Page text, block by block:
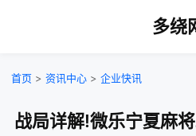
多绕
首页 > 资讯中心 > 企业快讯
战局详解!微乐宁夏麻